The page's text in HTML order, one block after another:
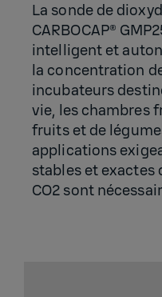
La sonde de
CARBOCAP®
intelligent et
la concentration
incubateurs
vie, les chambres
fruits et de
applications
stables et exactes
CO2 sont